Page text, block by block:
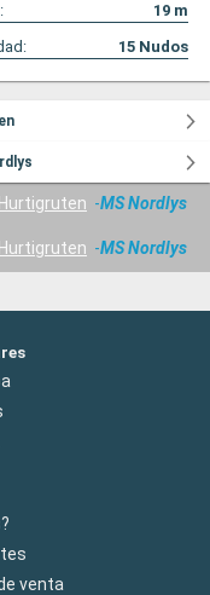
19 m
15 Nudos
Hurtigruten MS Nordlys
Hurtigruten MS Nordlys
venta